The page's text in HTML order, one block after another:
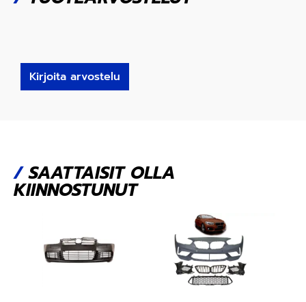
Kirjoita arvostelu
/SAATTAISIT OLLA
KIINNOSTUNUT